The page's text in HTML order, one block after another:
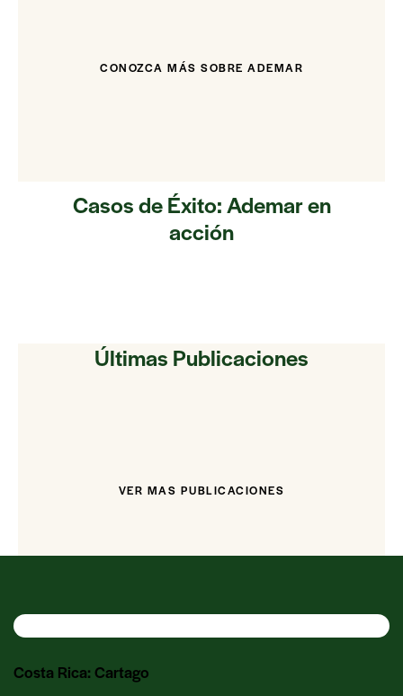
CONOZCA MÁS SOBRE ADEMAR
Casos de Éxito: Ademar en
acción
Últimas Publicaciones
VER MAS PUBLICACIONES
Costa Rica: Cartago